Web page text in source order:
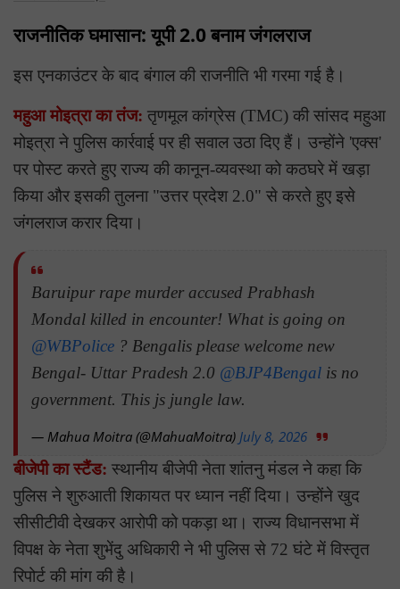
राजनीतिक घमासान: यूपी 2.0 बनाम जंगलराज
इस एनकाउंटर के बाद बंगाल की राजनीति भी गरमा गई है।
महुआ मोइत्रा का तंज: तृणमूल कांग्रेस (TMC) की सांसद महुआ
मोइत्रा ने पुलिस कार्रवाई पर ही सवाल उठा दिए हैं। उन्होंने 'एक्स'
पर पोस्ट करते हुए राज्य की कानून-व्यवस्था को कठघरे में खड़ा
किया और इसकी तुलना "उत्तर प्रदेश 2.0" से करते हुए इसे
जंगलराज करार दिया।
Baruipur rape murder accused Prabhash
Mondal killed in encounter! What is going on
@WBPolice ? Bengalis please welcome new
Bengal- Uttar Pradesh 2.0 @BJP4Bengal is no
government. This js jungle law.
— Mahua Moitra (@MahuaMoitra) July 8, 2026
बीजेपी का स्टैंड: स्थानीय बीजेपी नेता शांतनु मंडल ने कहा कि
पुलिस ने शुरुआती शिकायत पर ध्यान नहीं दिया। उन्होंने खुद
सीसीटीवी देखकर आरोपी को पकड़ा था। राज्य विधानसभा में
विपक्ष के नेता शुभेंदु अधिकारी ने भी पुलिस से 72 घंटे में विस्तृत
रिपोर्ट की मांग की है।